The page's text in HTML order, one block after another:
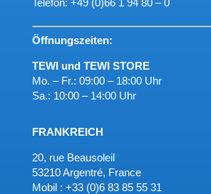
Öffnungszeiten:
TEWI und TEWI STORE
Mo. – Fr.: 09:00 – 18:00 Uhr
Sa.: 10:00 – 14:00 Uhr
FRANKREICH
20, rue Beausoleil
53210 Argentré, France
Mobil : +33 (0)6 83 85 55 31